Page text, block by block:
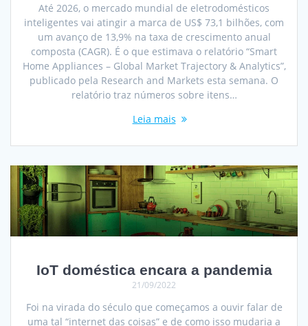
Até 2026, o mercado mundial de eletrodomésticos
inteligentes vai atingir a marca de US$ 73,1 bilhões, com
um avanço de 13,9% na taxa de crescimento anual
composta (CAGR). É o que estimava o relatório “Smart
Home Appliances – Global Market Trajectory & Analytics”,
publicado pela Research and Markets esta semana. O
relatório traz números sobre itens…
Leia mais
IoT doméstica encara a pandemia
21/09/2022
Foi na virada do século que começamos a ouvir falar de
uma tal “internet das coisas” e de como isso mudaria a